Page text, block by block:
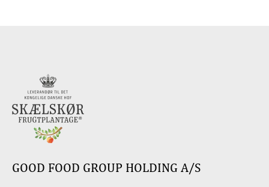
GOOD FOOD GROUP HOLDING A/S